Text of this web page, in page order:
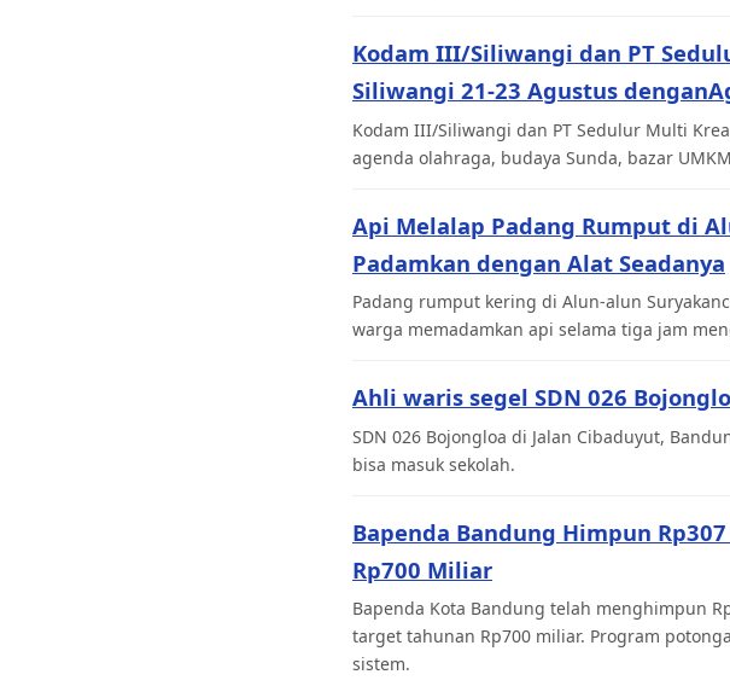
Kodam III/Siliwangi dan PT
Siliwangi 21-23 Agustus
Kodam III/Siliwangi dan PT Sedulur Multi
agenda olahraga, budaya Sunda, bazar
Api Melalap Padang Rumput di
Padamkan dengan Alat Seadanya
Padang rumput kering di Alun-alun
warga memadamkan api selama tiga jam
Ahli waris segel SDN 026
SDN 026 Bojongloa di Jalan Cibaduyut,
bisa masuk sekolah.
Bapenda Bandung Himpun
Rp700 Miliar
Bapenda Kota Bandung telah menghimpun
target tahunan Rp700 miliar. Program
sistem.